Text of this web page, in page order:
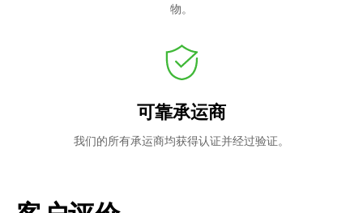
物。
可靠承运商
我们的所有承运商均获得认证并经过验证。